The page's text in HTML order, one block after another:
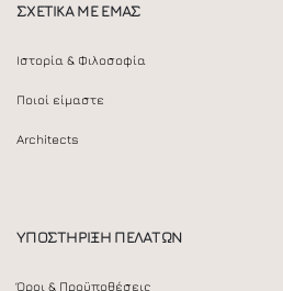
ΣΧΕΤΙΚΑ ΜΕ ΕΜΑΣ
Ιστορία & Φιλοσοφία
Ποιοί είμαστε
Architects
ΥΠΟΣΤΗΡΙΞΗ ΠΕΛΑΤΩΝ
Όροι & Προϋποθέσεις